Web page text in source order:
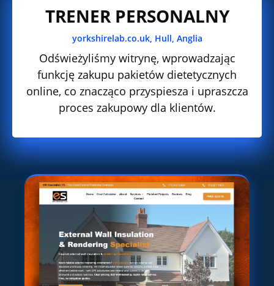
TRENER PERSONALNY
yorkshirelab.co.uk, Hull, Anglia
Odświeżyliśmy witrynę, wprowadzając
funkcję zakupu pakietów dietetycznych
online, co znacząco przyspiesza i upraszcza
proces zakupowy dla klientów.